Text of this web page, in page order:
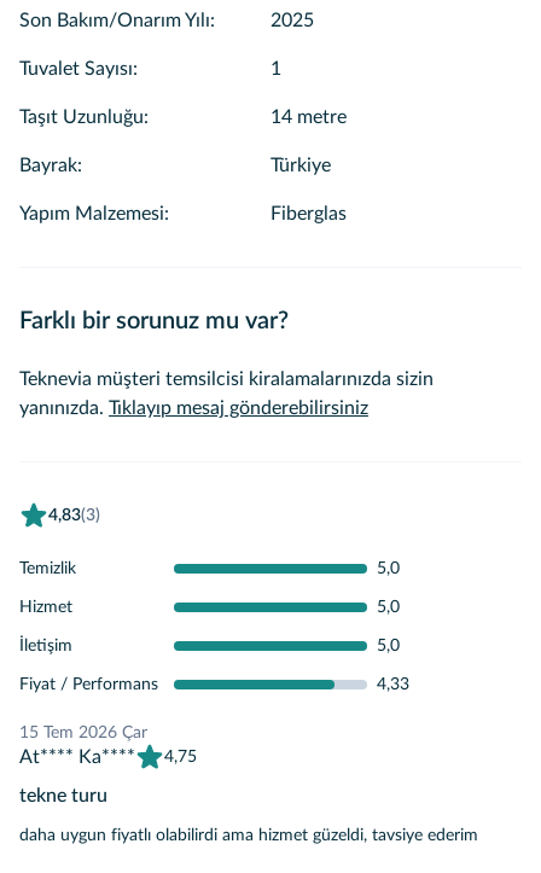
Son Bakım/Onarım Yılı: 2025
Tuvalet Sayısı: 1
Taşıt Uzunluğu: 14 metre
Bayrak: Türkiye
Yapım Malzemesi: Fiberglas
Farklı bir sorunuz mu var?
Teknevia müşteri temsilcisi kiralamalarınızda sizin
yanınızda. Tıklayıp mesaj gönderebilirsiniz
4,83(3)
Temizlik 5,0
Hizmet 5,0
İletişim 5,0
Fiyat / Performans 4,33
At**** Ka**** 4,75
15 Tem 2026 Çar
tekne turu
daha uygun fiyatlı olabilirdi ama hizmet güzeldi, tavsiye ederim